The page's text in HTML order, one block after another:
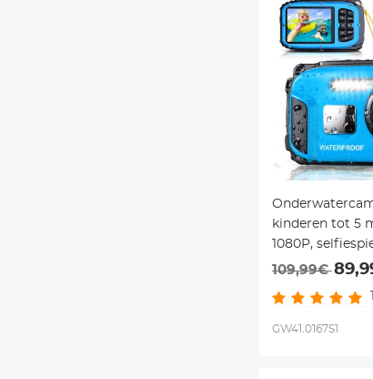
kinderen tot 5
1080P,
frames & 6
Kentfaith
109,99€
GW41.0167S1